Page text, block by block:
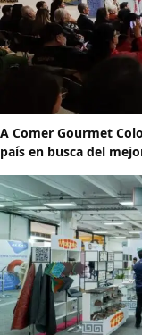
A Comer Gourmet
país en busca del